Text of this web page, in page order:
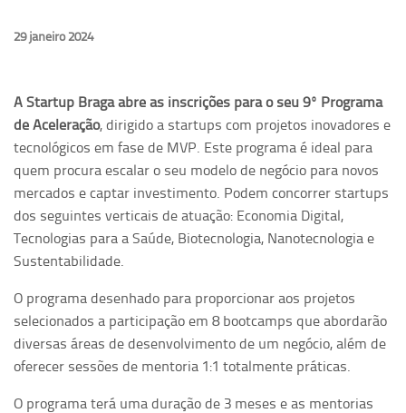
29 janeiro 2024
A Startup Braga abre as inscrições para o seu 9º Programa
de Aceleração, dirigido a startups com projetos inovadores e
tecnológicos em fase de MVP. Este programa é ideal para
quem procura escalar o seu modelo de negócio para novos
mercados e captar investimento. Podem concorrer startups
dos seguintes verticais de atuação: Economia Digital,
Tecnologias para a Saúde, Biotecnologia, Nanotecnologia e
Sustentabilidade.
O programa desenhado para proporcionar aos projetos
selecionados a participação em 8 bootcamps que abordarão
diversas áreas de desenvolvimento de um negócio, além de
oferecer sessões de mentoria 1:1 totalmente práticas.
O programa terá uma duração de 3 meses e as mentorias